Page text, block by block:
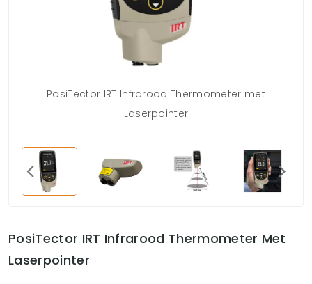
PosiTector IRT Infrarood Thermometer met
Laserpointer
PosiTector IRT Infrarood Thermometer Met
Laserpointer